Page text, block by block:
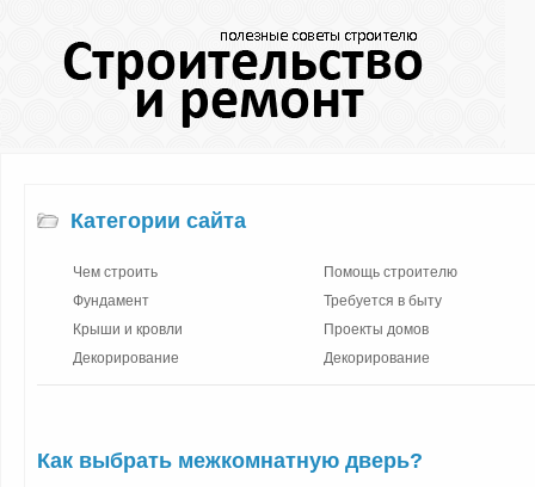
Категории сайта
Чем строить
Фундамент
Крыши и кровли
Декорирование
Помощь строителю
Требуется в быту
Проекты домов
Декорирование
Как выбрать межкомнатную дверь?